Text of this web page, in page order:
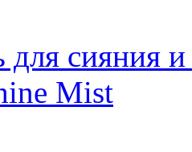
для сияния
Mist